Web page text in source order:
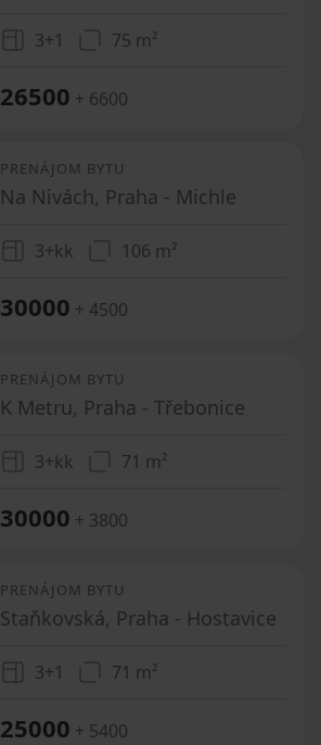
3+1 75 m²
26500 + 6600
PRENÁJOM BYTU
Na Nivách, Praha - Michle
3+kk 106 m²
30000 + 4500
PRENÁJOM BYTU
K Metru, Praha - Třebonice
3+kk 71 m²
30000 + 3800
PRENÁJOM BYTU
Staňkovská, Praha - Hostavice
3+1 71 m²
25000 + 5400